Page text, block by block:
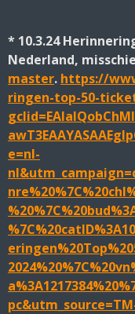
* 10.3.24
Nederland,
master. https://
ringen-top-50-
e=nl-